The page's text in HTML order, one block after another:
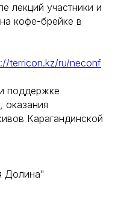
лекций участники и
кофе-брейке в
terricon.kz/ru/neconf
поддержке
оказания
Карагандинской
Долина"